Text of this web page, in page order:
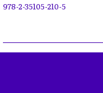
978-2-35105-210-5